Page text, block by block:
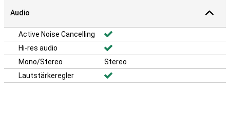
Audio
Active Noise Cancelling
Hi-res audio
Mono/Stereo
Stereo
Lautstärkeregler